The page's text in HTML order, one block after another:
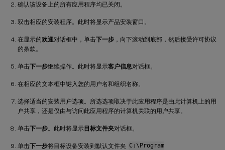
确认该设备上的所有应用程序均已关闭。
双击相应的安装程序。此时将显示产品安装窗口。
在显示的欢迎对话框中，单击下一步 ，向下滚动到底部，然后接受许可协议
的条款。
单击下一步继续操作。此时将显示客户信息对话框。
在相应的文本框中键入您的用户名和组织名称。
选择适当的安装用户选项。所选选项取决于此应用程序是由此计算机上的用
户共享，还是仅由与访问此应用程序的计算机关联的用户共享。
单击下一步。此时将显示目标文件夹对话框。
单击下一步将目标设备安装到默认文件夹 C:\Program